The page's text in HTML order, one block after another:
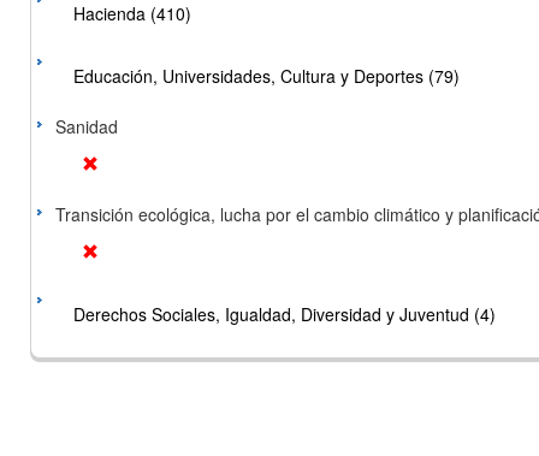
Hacienda (410)
Educación, Universidades, Cultura y Deportes (79)
Sanidad
Transición ecológica, lucha por el cambio climático y
Derechos Sociales, Igualdad, Diversidad y Juventud (4)